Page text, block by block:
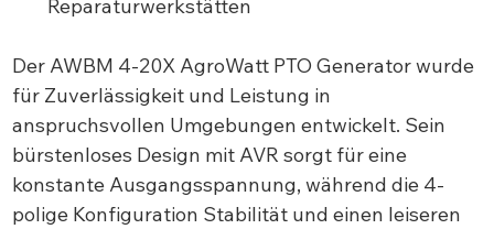
Reparaturwerkstätten
Der AWBM 4-20X AgroWatt PTO Generator wurde
für Zuverlässigkeit und Leistung in
anspruchsvollen Umgebungen entwickelt. Sein
bürstenloses Design mit AVR sorgt für eine
konstante Ausgangsspannung, während die 4-
polige Konfiguration Stabilität und einen leiseren